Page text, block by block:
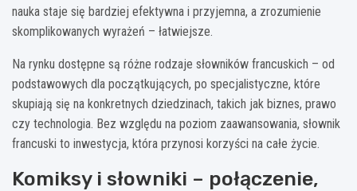
nauka staje się bardziej efektywna i przyjemna, a zrozumienie
skomplikowanych wyrażeń – łatwiejsze.
Na rynku dostępne są różne rodzaje słowników francuskich – od
podstawowych dla początkujących, po specjalistyczne, które
skupiają się na konkretnych dziedzinach, takich jak biznes, prawo
czy technologia. Bez względu na poziom zaawansowania, słownik
francuski to inwestycja, która przynosi korzyści na całe życie.
Komiksy i słowniki – połączenie,